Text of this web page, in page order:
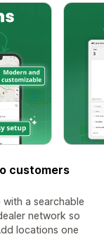
customers
a searchable
network so
locations one